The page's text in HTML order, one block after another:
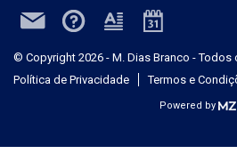
© Copyright 2026 - M. Dias Branco -
Política de Privacidade
Termos e
Powered by